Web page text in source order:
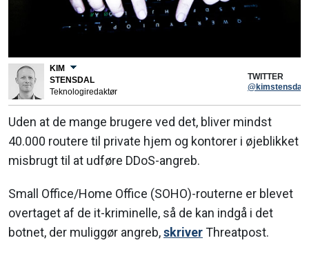
KIM
STENSDAL
Teknologiredaktør
TWITTER
@kimstensdal
Uden at de mange brugere ved det, bliver mindst
40.000 routere til private hjem og kontorer i øjeblikket
misbrugt til at udføre DDoS-angreb.
Small Office/Home Office (SOHO)-routerne er blevet
overtaget af de it-kriminelle, så de kan indgå i det
botnet, der muliggør angreb,skriverThreatpost.